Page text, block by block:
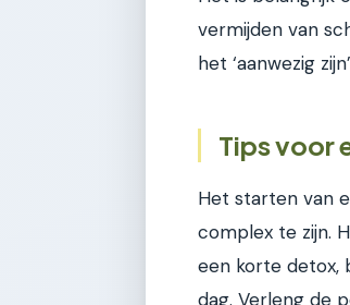
vermijden van
het ‘aanwezig
Tips voor
Het starten van
complex te zijn.
een korte detox,
dag. Verleng de